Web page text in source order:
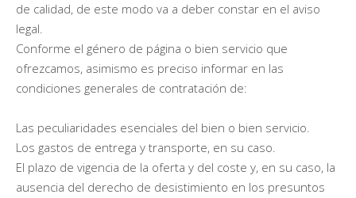
de calidad, de este modo va a deber constar en el aviso
legal.
Conforme el género de página o bien servicio que
ofrezcamos, asimismo es preciso informar en las
condiciones generales de contratación de:
Las peculiaridades esenciales del bien o bien servicio.
Los gastos de entrega y transporte, en su caso.
El plazo de vigencia de la oferta y del coste y, en su caso, la
ausencia del derecho de desistimiento en los presuntos